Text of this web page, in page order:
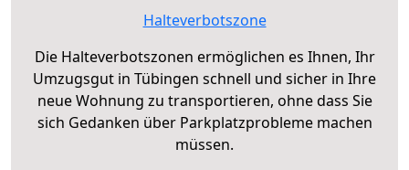
Halteverbotszone
Die Halteverbotszonen ermöglichen es Ihnen, Ihr
Umzugsgut in Tübingen schnell und sicher in Ihre
neue Wohnung zu transportieren, ohne dass Sie
sich Gedanken über Parkplatzprobleme machen
müssen.